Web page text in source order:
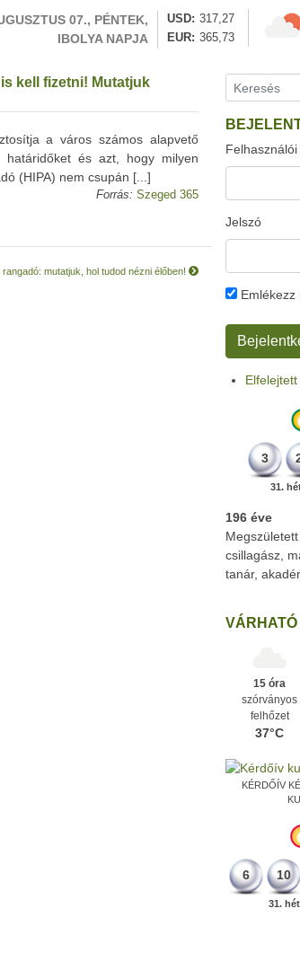
07., PÉNTEK,
IBOLYA NAPJA
USD
317,27
EUR
365,73
kell fizetni! Mutatjuk
a város számos alapvető
határidőket és azt, hogy milyen
(HIPA) nem csupán [...]
Forrás: Szeged 365
mutatjuk, hol tudod nézni élőben!
Felhasználói
Jelszó
Emlékezz
3
31.
196 éve
csillagász,
tanár,
15 óra
szórványos
felhőzet
37°C
KÉRDŐÍV
6 10
31.